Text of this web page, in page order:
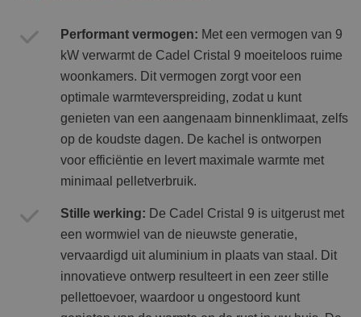
Performant vermogen: Met een vermogen van 9
kW verwarmt de Cadel Cristal 9 moeiteloos ruime
woonkamers. Dit vermogen zorgt voor een
optimale warmteverspreiding, zodat u kunt
genieten van een aangenaam binnenklimaat, zelfs
op de koudste dagen. De kachel is ontworpen
voor efficiëntie en levert maximale warmte met
minimaal pelletverbruik.
Stille werking: De Cadel Cristal 9 is uitgerust met
een wormwiel van de nieuwste generatie,
vervaardigd uit aluminium in plaats van staal. Dit
innovatieve ontwerp resulteert in een zeer stille
pellettoevoer, waardoor u ongestoord kunt